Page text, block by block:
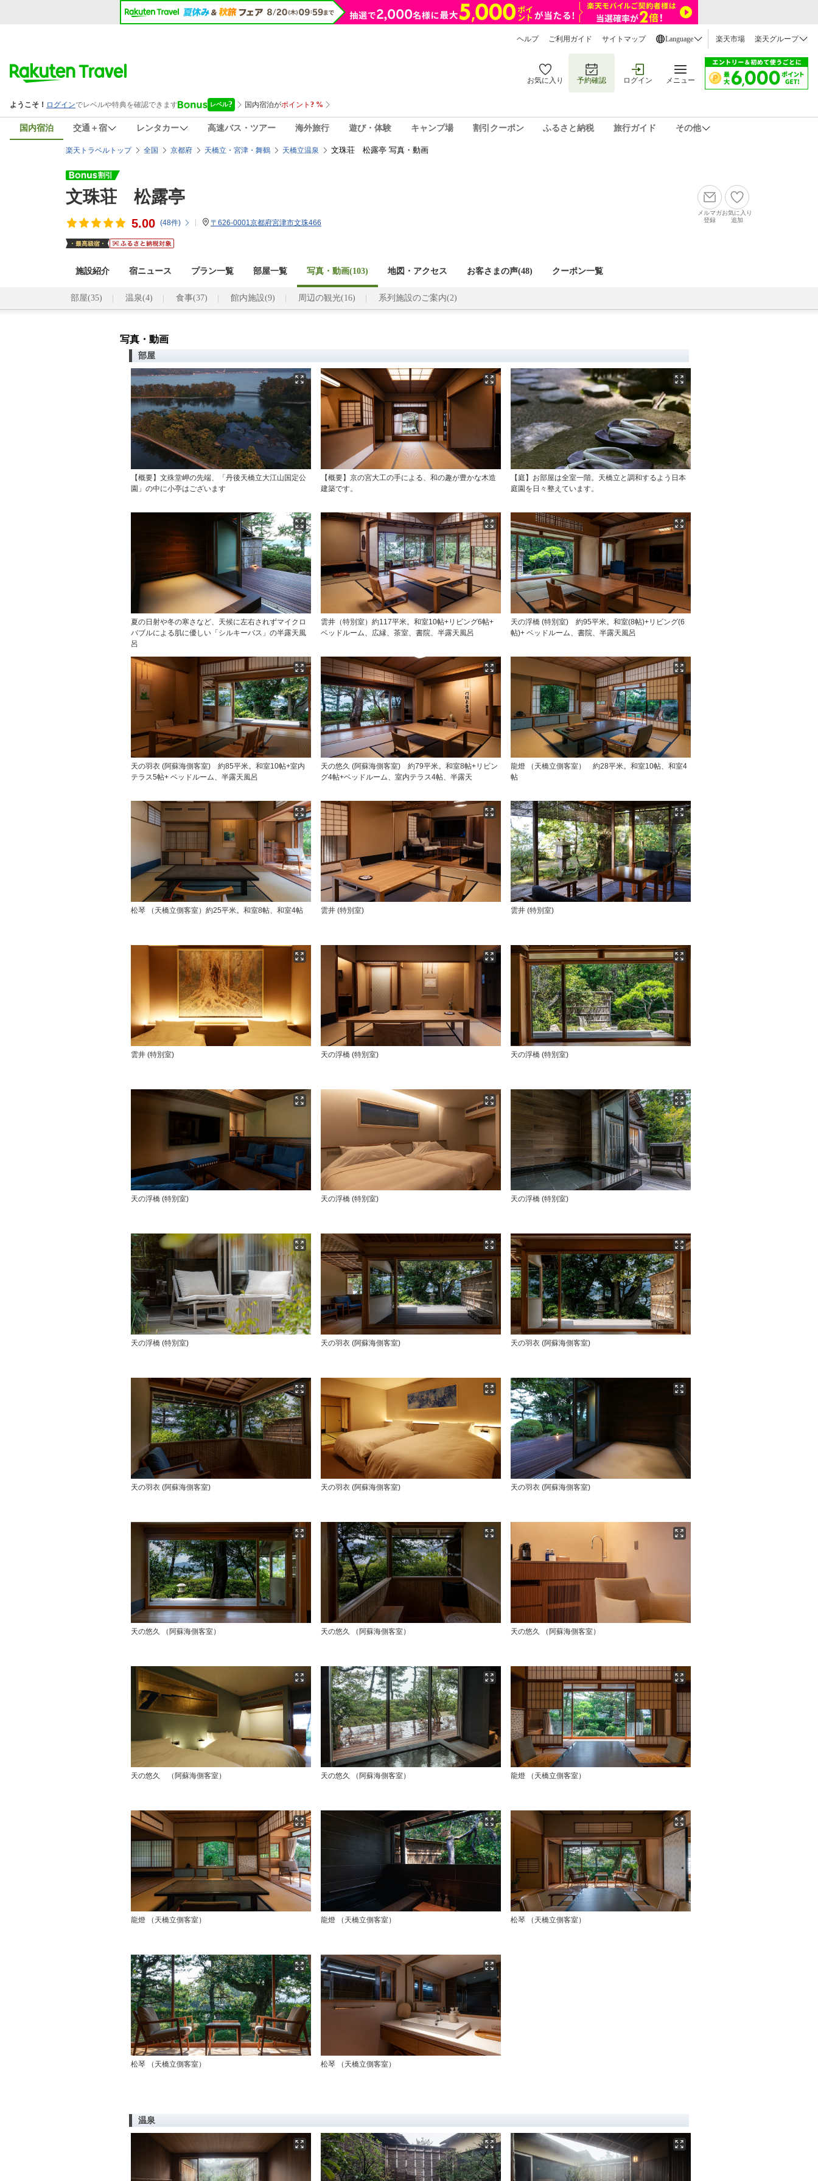
ヘルプ ご利用ガイド サイトマップ Language 楽天市場 楽天グループ
お気に入り 予約確認 ログイン メニュー
国内宿泊 交通＋宿 レンタカー 高速バス・ツアー 海外旅行 遊び・体験 キャンプ場 割引クーポン ふるさと納税 旅行ガイド その他
楽天トラベルトップ 全国 京都府 天橋立・宮津・舞鶴 天橋立温泉 文珠荘 松露亭 写真・動画
文珠荘 松露亭
5.00 (48件) 〒626-0001京都府宮津市文珠466
メルマガ
登録
お気に入り
追加
施設紹介 宿ニュース プラン一覧 部屋一覧 写真・動画(103) 地図・アクセス お客さまの声(48) クーポン一覧
部屋(35) 温泉(4) 食事(37) 館内施設(9) 周辺の観光(16) 系列施設のご案内(2)
写真・動画
部屋
【概要】文殊堂岬の先端、「丹後天橋立大江山国定公
園」の中に小亭はございます
【概要】京の宮大工の手による、和の趣が豊かな木造
建築です。
【庭】お部屋は全室一階。天橋立と調和するよう日本
庭園を日々整えています。
夏の日射や冬の寒さなど、天候に左右されずマイクロ
バブルによる肌に優しい「シルキーバス」の半露天風
呂
雲井（特別室）約117平米。和室10帖+リビング6帖+
ベッドルーム、広縁、茶室、書院、半露天風呂
天の浮橋 (特別室) 約95平米。和室(8帖)+リビング(6
帖)+ ベッドルーム、書院、半露天風呂
天の羽衣 (阿蘇海側客室) 約85平米。和室10帖+室内
テラス5帖+ ベッドルーム、半露天風呂
天の悠久 (阿蘇海側客室) 約79平米。和室8帖+リビン
グ4帖+ベッドルーム、室内テラス4帖、半露天
龍燈 （天橋立側客室） 約28平米。和室10帖、和室4
帖
松琴 （天橋立側客室）約25平米。和室8帖、和室4帖 雲井 (特別室) 雲井 (特別室)
雲井 (特別室) 天の浮橋 (特別室) 天の浮橋 (特別室)
天の浮橋 (特別室) 天の浮橋 (特別室) 天の浮橋 (特別室)
天の浮橋 (特別室) 天の羽衣 (阿蘇海側客室) 天の羽衣 (阿蘇海側客室)
天の羽衣 (阿蘇海側客室) 天の羽衣 (阿蘇海側客室) 天の羽衣 (阿蘇海側客室)
天の悠久 （阿蘇海側客室） 天の悠久 （阿蘇海側客室） 天の悠久 （阿蘇海側客室）
天の悠久 （阿蘇海側客室） 天の悠久 （阿蘇海側客室） 龍燈 （天橋立側客室）
龍燈 （天橋立側客室） 龍燈 （天橋立側客室） 松琴 （天橋立側客室）
松琴 （天橋立側客室） 松琴 （天橋立側客室）
温泉